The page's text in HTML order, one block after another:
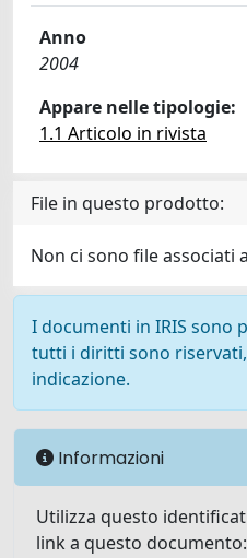
Anno
2004
Appare nelle tipologie:
1.1 Articolo in rivista
File in questo prodotto:
Non ci sono file associati
I documenti in IRIS sono
tutti i diritti sono
indicazione.
Informazioni
Utilizza questo
link a questo documento: